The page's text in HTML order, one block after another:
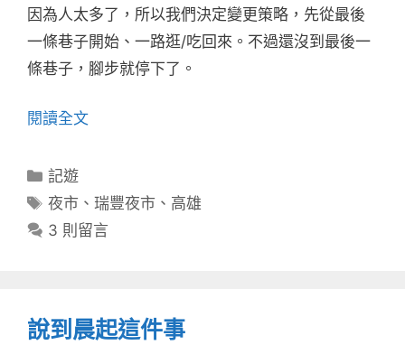
因為人太多了，所以我們決定變更策略，先從最後
一條巷子開始、一路逛/吃回來。不過還沒到最後一
條巷子，腳步就停下了。
閱讀全文
分
類
記遊
標
籤
夜市 、瑞豐夜市 、 高雄
3 則留言
說到晨起這件事